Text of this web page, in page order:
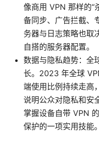
像商用 VPN 那样的“
备同步、广告拦截、
务器与日志策略也取
自搭的服务器配置。
数据与隐私趋势：全
长。2023 年全球
端使用比例持续走高
说明公众对隐私和安
掌握设备自带 VPN
保护的一项实用技能。